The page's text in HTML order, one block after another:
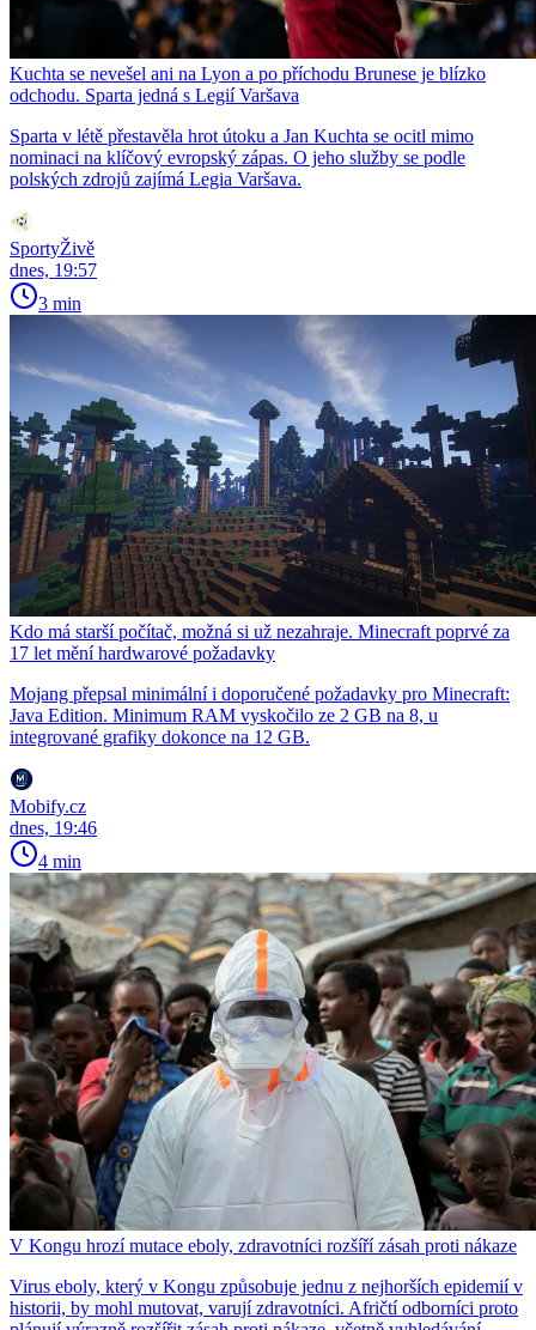
Kuchta se nevešel ani na Lyon a po příchodu Brunese je blízko
odchodu. Sparta jedná s Legií Varšava
Sparta v létě přestavěla hrot útoku a Jan Kuchta se ocitl mimo
nominaci na klíčový evropský zápas. O jeho služby se podle
polských zdrojů zajímá Legia Varšava.
SportyŽivě
dnes, 19:57
3 min
Kdo má starší počítač, možná si už nezahraje. Minecraft poprvé za
17 let mění hardwarové požadavky
Mojang přepsal minimální i doporučené požadavky pro Minecraft:
Java Edition. Minimum RAM vyskočilo ze 2 GB na 8, u
integrované grafiky dokonce na 12 GB.
Mobify.cz
dnes, 19:46
4 min
V Kongu hrozí mutace eboly, zdravotníci rozšíří zásah proti nákaze
Virus eboly, který v Kongu způsobuje jednu z nejhorších epidemií v
historii, by mohl mutovat, varují zdravotníci. Afričtí odborníci proto